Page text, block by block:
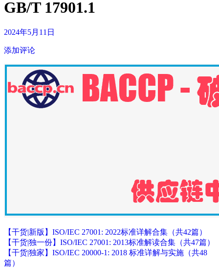
GB/T 17901.1
2024年5月11日
添加评论
【干货|新版】ISO/IEC 27001: 2022标准详解合集（共42篇）
【干货|独一份】ISO/IEC 27001: 2013标准解读合集（共47篇）
【干货|独家】ISO/IEC 20000-1: 2018 标准详解与实施（共48
篇）